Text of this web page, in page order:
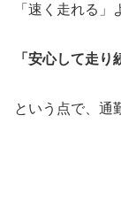
「速く走れる」
「安心して走り
という点で、通